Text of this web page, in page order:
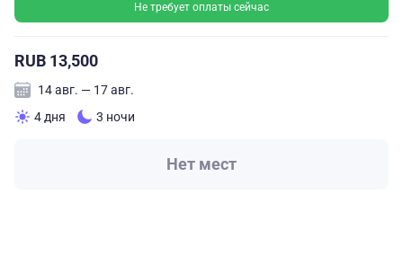
Не требует оплаты сейчас
RUB 13,500
14 авг. — 17 авг.
4 дня
3 ночи
Нет мест